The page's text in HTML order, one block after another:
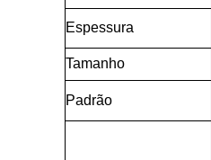
Espessura
Tamanho
Padrão